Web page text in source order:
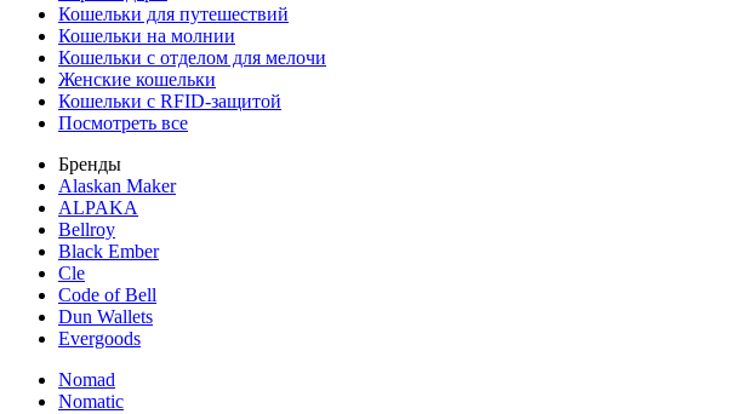
Кошельки для путешествий
Кошельки на молнии
Кошельки с отделом для мелочи
Женские кошельки
Кошельки с RFID-защитой
Посмотреть все
Бренды
Alaskan Maker
ALPAKA
Bellroy
Black Ember
Cle
Code of Bell
Dun Wallets
Evergoods
Nomad
Nomatic